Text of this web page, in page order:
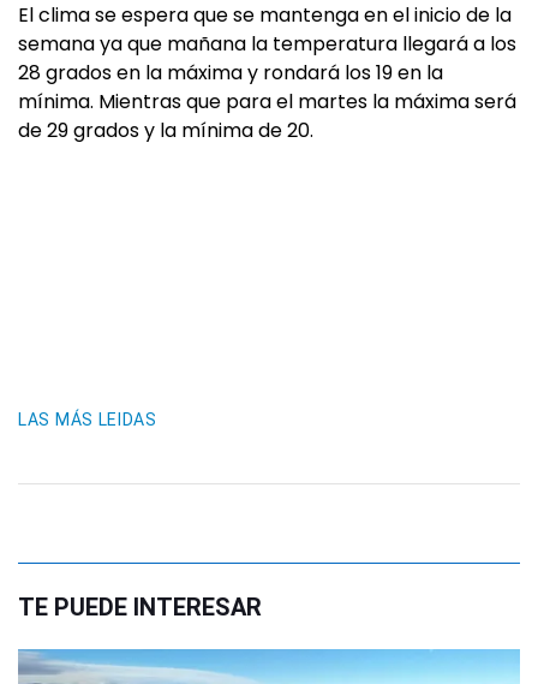
El clima se espera que se mantenga en el inicio de la
semana ya que mañana la temperatura llegará a los
28 grados en la máxima y rondará los 19 en la
mínima. Mientras que para el martes la máxima será
de 29 grados y la mínima de 20.
LAS MÁS LEIDAS
TE PUEDE INTERESAR